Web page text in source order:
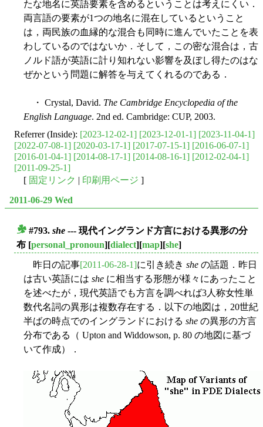
たな地名に英語要素を含めるということは考えにくい．
両言語の要素が1つの地名に混在しているということ
は，両民族の血縁的な混合も同時に進んでいたことを表
わしているのではないか．そして，この密な混合は，古
ノルド語が英語に計り知れない影響を及ぼし得たのはな
ぜかという問題に解答を与えてくれるのである．
・ Crystal, David. The Cambridge Encyclopedia of the
English Language. 2nd ed. Cambridge: CUP, 2003.
Referrer (Inside): [2023-12-02-1] [2023-12-01-1] [2023-11-04-1]
[2022-07-08-1] [2020-03-17-1] [2017-07-15-1] [2016-06-07-1]
[2016-01-04-1] [2014-08-17-1] [2014-08-16-1] [2012-02-04-1]
[2011-09-25-1]
[ 固定リンク | 印刷用ページ ]
2011-06-29 Wed
#793. she --- 現代イングランド方言における異形の分
布 [personal_pronoun][dialect][map][she]
昨日の記事[2011-06-28-1]に引き続き she の話題．昨日
は古い英語には she に相当する形態が様々にあったこと
を述べたが，現代英語でも方言を調べれば3人称女性単
数代名詞の異形は複数存在する．以下の地図は，20世紀
半ばの時点でのイングランドにおける she の異形の方言
分布である（ Upton and Widdowson, p. 80 の地図に基づ
いて作成）．